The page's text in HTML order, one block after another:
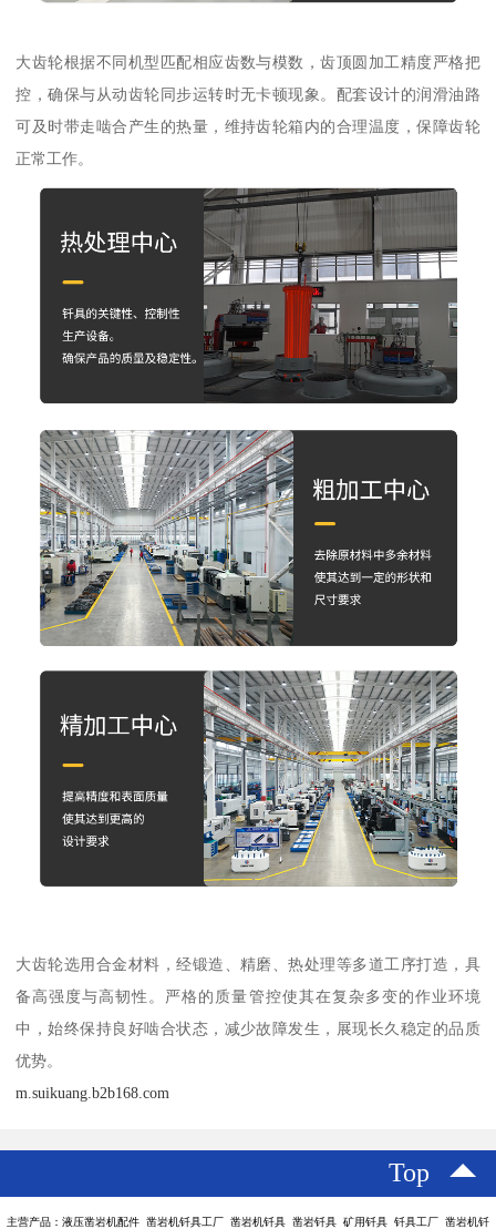
大齿轮根据不同机型匹配相应齿数与模数，齿顶圆加工精度严格把
控，确保与从动齿轮同步运转时无卡顿现象。配套设计的润滑油路
可及时带走啮合产生的热量，维持齿轮箱内的合理温度，保障齿轮
正常工作。
大齿轮选用合金材料，经锻造、精磨、热处理等多道工序打造，具
备高强度与高韧性。严格的质量管控使其在复杂多变的作业环境
中，始终保持良好啮合状态，减少故障发生，展现长久稳定的品质
优势。
m.suikuang.b2b168.com
Top
主营产品：液压凿岩机配件 凿岩机钎具工厂 凿岩机钎具 凿岩钎具 矿用钎具 钎具工厂 凿岩机钎